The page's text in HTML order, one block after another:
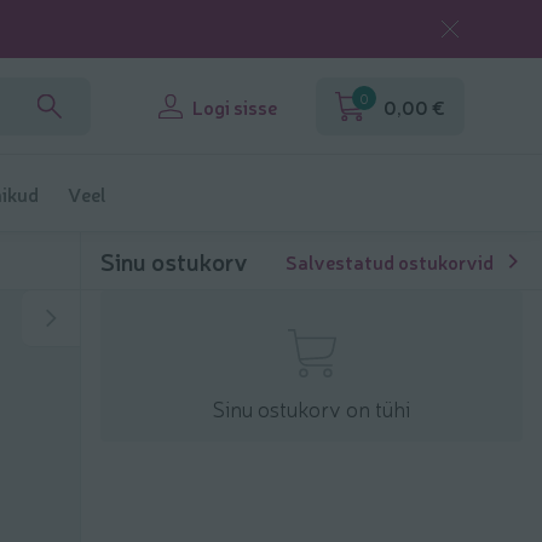
Logi sisse 0 0,00 €
Veel
Sinu ostukorv Salvestatud ostukorvid
Sinu ostukorv on tühi